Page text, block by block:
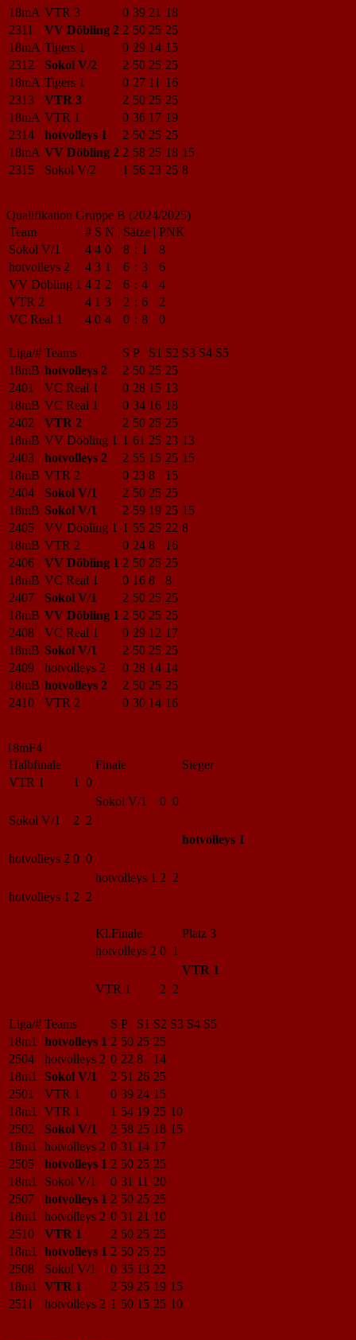
18mA VTR 3 0 39 21 18
2311
VV Döbling 2 2 50 25 25
18mA Tigers 1 0 29 14 15
2312
Sokol V/2 2 50 25 25
18mA Tigers 1 0 27 11 16
2313
VTR 3 2 50 25 25
18mA VTR 1 0 36 17 19
2314
hotvolleys 1 2 50 25 25
18mA VV Döbling 2 2 58 25 18 15
2315
Sokol V/2 1 56 23 25 8
Qualifikation Gruppe B (2024/2025)
Team
# S N | Sätze | PNK
Sokol V/1
4 4 0 8 : 1
8
hotvolleys 2
4 3 1 6 : 3
6
VV Döbling 1 4 2 2 6 : 4
4
VTR 2
4 1 3 2 : 6
2
VC Real 1
4 0 4 0 : 8 0
Liga/# Teams S P S1 S2 S3 S4 S5
18mB hotvolleys 2 2 50 25 25
2401
VC Real 1 0 28 15 13
18mB VC Real 1 0 34 16 18
2402
VTR 2 2 50 25 25
18mB VV Döbling 1 1 61 25 23 13
2403
hotvolleys 2 2 55 15 25 15
18mB VTR 2 0 23 8
15
2404
Sokol V/1 2 50 25 25
18mB Sokol V/1 2 59 19 25 15
2405
VV Döbling 1 1 55 25 22 8
18mB VTR 2 0 24 8
16
2406
VV Döbling 1 2 50 25 25
18mB VC Real 1 0 16 8
8
2407
Sokol V/1 2 50 25 25
18mB VV Döbling 1 2 50 25 25
2408
VC Real 1 0 29 12 17
18mB Sokol V/1 2 50 25 25
2409
hotvolleys 2 0 28 14 14
18mB hotvolleys 2 2 50 25 25
2410
VTR 2 0 30 14 16
18mF4
Halbfinale
Finale
Sieger
VTR 1
1 0
Sokol V/1
0 0
Sokol V/1
2 2
hotvolleys 1
hotvolleys 2 0 0
hotvolleys 1 2 2
hotvolleys 1 2 2
Kl.Finale
Platz 3
hotvolleys 2 0 1
VTR 1
VTR 1
2 2
Liga/# Teams S P S1 S2 S3 S4 S5
18m1
hotvolleys 1 2 50 25 25
2504
hotvolleys 2 0 22 8
14
18m1
Sokol V/1 2 51 26 25
2501
VTR 1 0 39 24 15
18m1
VTR 1 1 54 19 25 10
2502
Sokol V/1 2 58 25 18 15
18m1
hotvolleys 2 0 31 14 17
2505
hotvolleys 1 2 50 25 25
18m1
Sokol V/1 0 31 11 20
2507
hotvolleys 1 2 50 25 25
18m1
hotvolleys 2 0 31 21 10
2510
VTR 1 2 50 25 25
18m1
hotvolleys 1 2 50 25 25
2508
Sokol V/1 0 35 13 22
18m1
VTR 1 2 59 25 19 15
2511
hotvolleys 2 1 50 15 25 10